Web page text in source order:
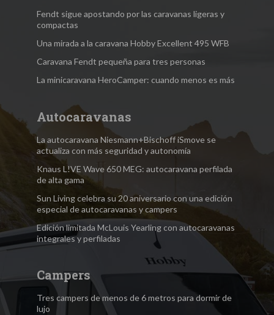
Fendt sigue apostando por las caravanas ligeras y
compactas
Una mirada a la caravana Hobby Excellent 495 WFB
Caravana Fendt pequeña para tres personas
La minicaravana HeroCamper: cuando menos es más
Autocaravanas
La autocaravana Niesmann+Bischoff iSmove se
actualiza con más seguridad y autonomía
Knaus L!VE Wave 650 MEG: autocaravana perfilada
de alta gama
Sun Living celebra su 20 aniversario con una edición
especial de autocaravanas y campers
Edición limitada McLouis Yearling con autocaravanas
integrales y perfiladas
Campers
Tres campers de menos de 6 metros para dormir de
lujo